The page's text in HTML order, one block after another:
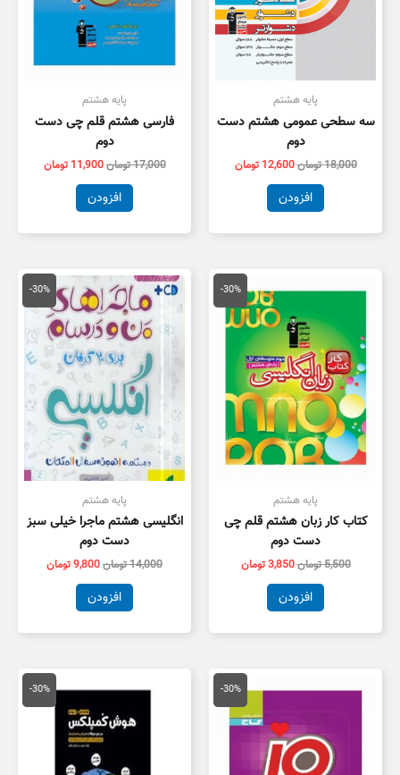
پایه هشتم
سه سطحی عمومی هشتم دست
دوم
18,000تومان12,600 تومان
افزودن
پایه هشتم
فارسی هشتم قلم چی دست
دوم
17,000تومان11,900 تومان
افزودن
-30%
پایه هشتم
کتاب کار زبان هشتم قلم چی
دست دوم
5,500تومان
اصلی
5,500 تومان
بود.
3,850تومان
قیمت
فعلی
3,850 تومان
است.
افزودن
-30%
پایه هشتم
انگلیسی هشتم ماجرا خیلی سبز
دست دوم
14,000تومان
قیمت
اصلی
14,000 تومان
بود.
9,800تومان
قیمت
فعلی
است.
افزودن
-30%
اصلی
69,000 تومان
بود.
قیمت
فعلی
است.
-30%
اصلی
98,000 تومان
بود.
قیمت
فعلی